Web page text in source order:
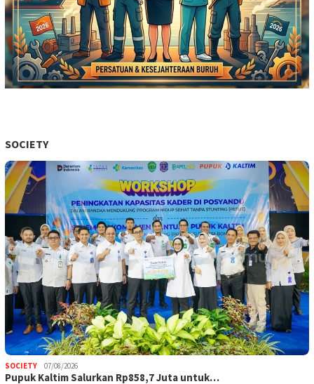
SOCIETY
SOCIETY 07/08/2026
Pupuk Kaltim Salurkan Rp858,7 Juta untuk…